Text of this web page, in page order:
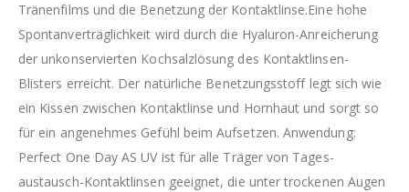
Tränenfilms und die Benetzung der Kontaktlinse.Eine hohe
Spontanverträglichkeit wird durch die Hyaluron-Anreicherung
der unkonservierten Kochsalzlösung des Kontaktlinsen-
Blisters erreicht. Der natürliche Benetzungsstoff legt sich wie
ein Kissen zwischen Kontaktlinse und Hornhaut und sorgt so
für ein angenehmes Gefühl beim Aufsetzen. Anwendung:
Perfect One Day AS UV ist für alle Träger von Tages-
austausch-Kontaktlinsen geeignet, die unter trockenen Augen